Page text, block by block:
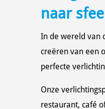
naar
In de wereld van
creëren van een
perfecte
Onze
restaurant, café